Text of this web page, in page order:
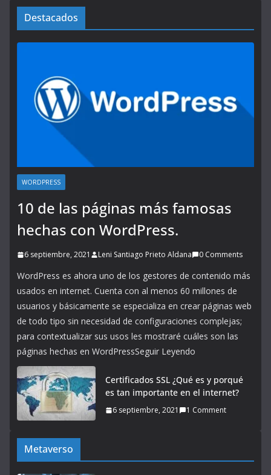
Destacados
WORDPRESS
10 de las páginas más famosas
hechas con WordPress.
6 septiembre, 2021 Leni Santiago Prieto Aldana 0 Comments
WordPress es ahora uno de los gestores de contenido más
usados en internet. Cuenta con al menos 60 millones de
usuarios y básicamente se especializa en crear páginas web
de todo tipo sin necesidad de configuraciones complejas;
para contextualizar sus usos les mostraré cuáles son las
páginas hechas en WordPressSeguir Leyendo
Certificados SSL ¿Qué es y porqué
es tan importante en el internet?
6 septiembre, 2021 1 Comment
Metaverso